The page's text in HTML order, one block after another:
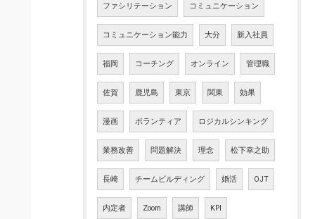
ファシリテーション コミュニケーション
コミュニケーション能力 大分 新入社員
福岡 コーチング オンライン 管理職
佐賀 鹿児島 東京 関東 効果
漫画 ボランティア ロジカルシンキング
業務改善 問題解決 理念 松下幸之助
長崎 チームビルディング 婚活 OJT
内定者 Zoom 講師 KPI